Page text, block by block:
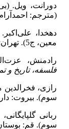
دورانت، ویل.
(مترجم: احمدآرام، ج1). تهران: انتشارات
دهخدا، علی‌اکبر.
معین، ج5). تهران: شرکت چاپ افست گلشن.
رادمنش، عزت‌الله.
فلسفه، تاریخ و
رازی، فخرالدین
سوم). بیروت: دار
ربانی گلپایگانی،
سوم). قم: